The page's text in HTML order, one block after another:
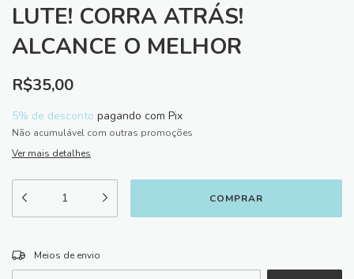
LUTE! CORRA ATRÁS!
ALCANCE O MELHOR
R$35,00
5% de desconto pagando com Pix
Não acumulável com outras promoções
Ver mais detalhes
Entregas para o CEP:
Meios de envio